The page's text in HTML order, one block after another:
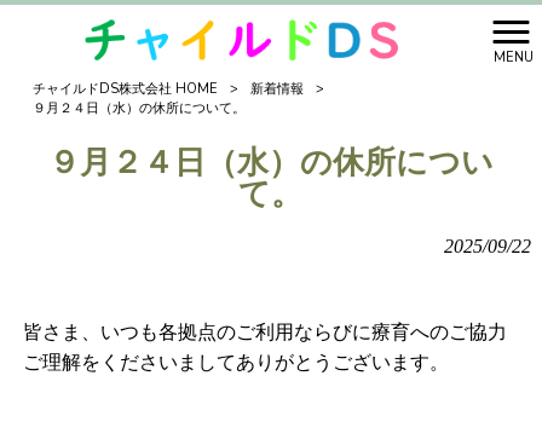
MENU
チャイルドDS株式会社 HOME
> 新着情報
>
９月２４日（水）の休所について。
９月２４日（水）の休所につい
て。
2025/09/22
皆さま、いつも各拠点のご利用ならびに療育へのご協力
ご理解をくださいましてありがとうございます。